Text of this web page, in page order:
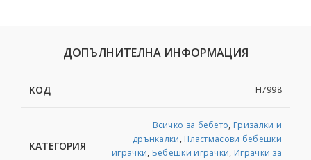
ДОПЪЛНИТЕЛНА ИНФОРМАЦИЯ
КОД H7998
КАТЕГОРИЯ
Всичко за бебето, Гризалки и
дрънкалки, Пластмасови бебешки
играчки, Бебешки играчки, Играчки за